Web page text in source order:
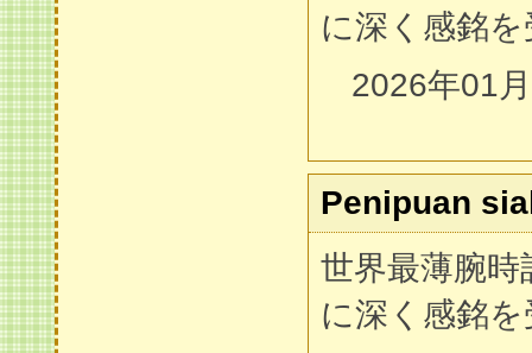
に深く感銘
2026年01
Penipuan
世界最薄腕
に深く感銘